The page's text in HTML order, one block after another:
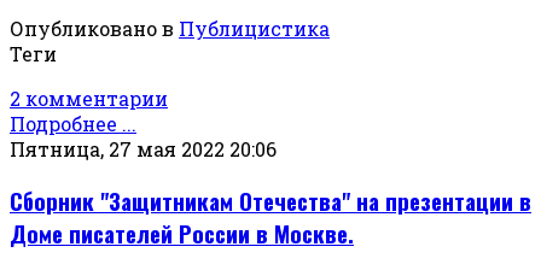
Опубликовано в Публицистика
Теги
2 комментарии
Подробнее ...
Пятница, 27 мая 2022 20:06
Сборник "Защитникам Отечества" на презентации в
Доме писателей России в Москве.